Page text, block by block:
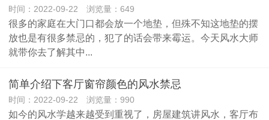
时间：2022-09-22 浏览量：649
很多的家庭在大门口都会放一个地垫，但殊不知这地垫的摆
放也是有很多禁忌的，犯了的话会带来霉运。今天风水大师
就带你去了解其中...
简单介绍下客厅窗帘颜色的风水禁忌
时间：2022-09-22 浏览量：990
如今的风水学越来越受到重视了，房屋建筑讲风水，客厅布